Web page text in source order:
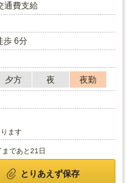
通費支給
歩 6分
夕方 夜
夜勤
ます
まであと21日
とりあえず保存